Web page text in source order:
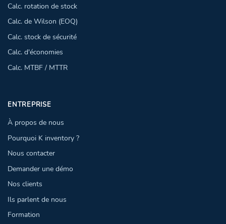
Calc. rotation de stock
Calc. de Wilson (EOQ)
Calc. stock de sécurité
Calc. d'économies
Calc. MTBF / MTTR
ENTREPRISE
À propos de nous
Pourquoi K inventory ?
Nous contacter
Demander une démo
Nos clients
Ils parlent de nous
Formation